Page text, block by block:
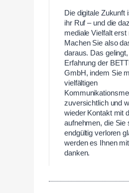
Die digitale Zukunft
ihr Ruf – und die
mediale Vielfalt erst
Machen Sie also
daraus. Das
Erfahrung der
GmbH, indem Sie
vielfältigen
zuversichtlich und
wieder Kontakt mit
aufnehmen, die Sie
endgültig verloren
werden es Ihnen
danken.